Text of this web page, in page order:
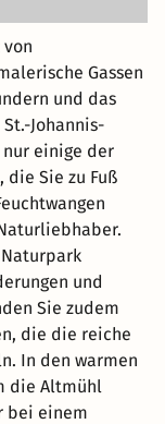
Gassen
und das
Johannis-
nur einige der
Sie zu Fuß
und
Sie zudem
die die reiche
In den warmen
die Altmühl
bei einem